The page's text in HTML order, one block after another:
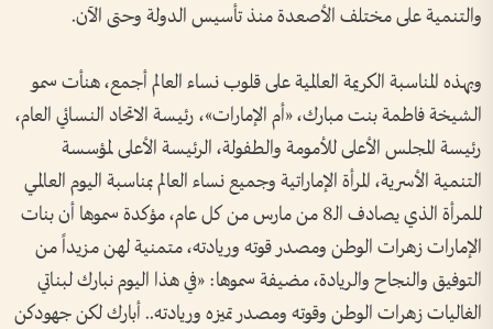
والتنمية على مختلف الأصعدة منذ تأسيس الدولة وحتى الآن.
وبهذه المناسبة الكريمة العالمية على قلوب نساء العالم أجمع، هنأت سمو
الشيخة فاطمة بنت مبارك، «أم الإمارات»، رئيسة الاتحاد النسائي العام،
رئيسة المجلس الأعلى للأمومة والطفولة، الرئيسة الأعلى لمؤسسة
التنمية الأسرية، المرأة الإماراتية وجميع نساء العالم بمناسبة اليوم العالمي
للمرأة الذي يصادف الـ8 من مارس من كل عام، مؤكدة سموها أن بنات
الإمارات زهرات الوطن ومصدر قوته وريادته، متمنية لهن مزيداً من
التوفيق والنجاح والريادة، مضيفة سموها: «في هذا اليوم نبارك لبناتي
الغاليات زهرات الوطن وقوته ومصدر تميزه وريادته.. أبارك لكن جهودكن